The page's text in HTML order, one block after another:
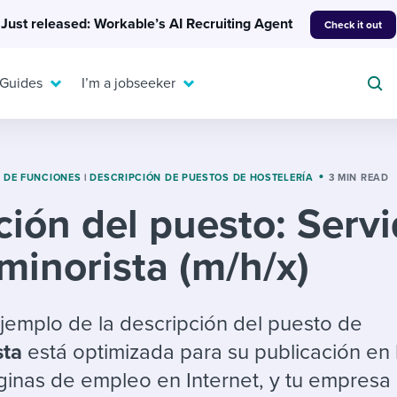
Just released: Workable’s AI Recruiting Agent Check it out
candidates
hiring pipelines
Or browse by
A flexible workplace
means new ways of
working. Pick up tips
question templates
checklists
& reports
EXPERT INSIGHTS
Get insights, guidance,
and tips from those in
the know.
I’m a jobseeker
resources
For your job search:
INTERVIEWS & ANSWERS
Typical interview
answers for each.
DE FUNCIONES | DESCRIPCIÓN DE PUESTOS DE HOSTELERÍA 3 MIN READ
del puesto:
(m/h/x)
de la descripción del puesto de
está optimizada para su publicación en
de empleo en Internet, y tu empresa